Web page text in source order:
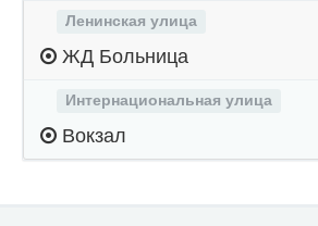
Ленинская улица
ЖД Больница
Интернациональная улица
Вокзал